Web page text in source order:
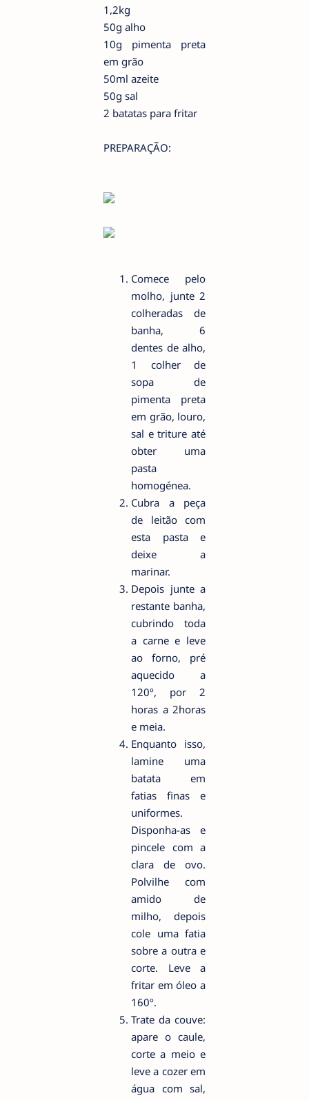
1,2kg
50g alho
10g pimenta preta
em grão
50ml azeite
50g sal
2 batatas para fritar
PREPARAÇÃO:
Comece pelo
molho, junte 2
colheradas de
banha, 6
dentes de alho,
1 colher de
sopa de
pimenta preta
em grão, louro,
sal e triture até
obter uma
pasta
homogénea.
Cubra a peça
de leitão com
esta pasta e
deixe a
marinar.
Depois junte a
restante banha,
cubrindo toda
a carne e leve
ao forno, pré
aquecido a
120º, por 2
horas a 2horas
e meia.
Enquanto isso,
lamine uma
batata em
fatias finas e
uniformes.
Disponha-as e
pincele com a
clara de ovo.
Polvilhe com
amido de
milho, depois
cole uma fatia
sobre a outra e
corte. Leve a
fritar em óleo a
160º.
Trate da couve:
apare o caule,
corte a meio e
leve a cozer em
água com sal,